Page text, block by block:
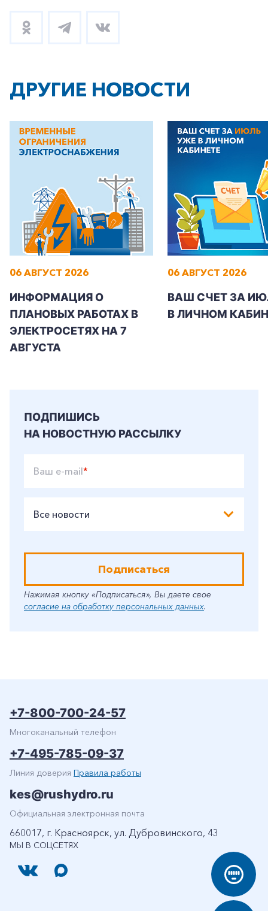
+7-800-700-24-57
Заказать обратный звонок
Частным клиентам
Корпоративным клиентам
ДРУГИЕ НОВОСТИ
06 АВГУСТ 2026
ИНФОРМАЦИЯ О
ПЛАНОВЫХ РАБОТАХ В
ЭЛЕКТРОСЕТЯХ НА 7
АВГУСТА
06 АВГУСТ 2026
ВАШ СЧЕТ ЗА
В ЛИЧНОМ
ПОДПИШИСЬ
НА НОВОСТНУЮ РАССЫЛКУ
Ваш e-mail*
Все новости
Подписаться
Нажимая кнопку «Подписаться», Вы даете свое
согласие на обработку персональных данных.
МЫ В СОЦСЕТЯХ
+7-800-700-24-57
Многоканальный телефон
+7-495-785-09-37
Линия доверия Правила работы
kes@rushydro.ru
Официальная электронная почта
660017, г. Красноярск, ул. Дубровинского, 43